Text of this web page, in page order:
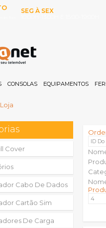
SEG À SEX
CONSOLAS EQUIPAMENTOS
Loja
Cover
Cabo De Dados
Cartão Sim
De Carga
ID